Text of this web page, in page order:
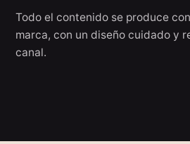
Todo el contenido se produce
marca, con un diseño cuidado y
canal.